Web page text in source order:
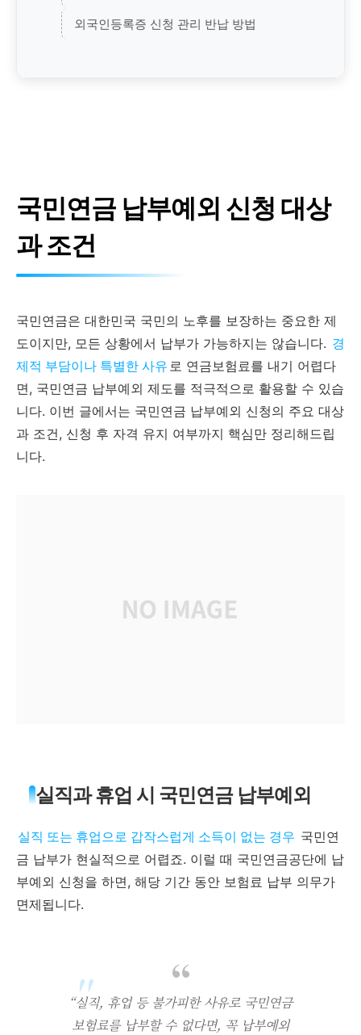
외국인등록증 신청 관리 반납 방법
국민연금 납부예외 신청 대상
과 조건
국민연금은 대한민국 국민의 노후를 보장하는 중요한 제
도이지만, 모든 상황에서 납부가 가능하지는 않습니다. 경
제적 부담이나 특별한 사유 로 연금보험료를 내기 어렵다
면, 국민연금 납부예외 제도를 적극적으로 활용할 수 있습
니다. 이번 글에서는 국민연금 납부예외 신청의 주요 대상
과 조건, 신청 후 자격 유지 여부까지 핵심만 정리해드립
니다.
실직과 휴업 시 국민연금 납부예외
실직 또는 휴업으로 갑작스럽게 소득이 없는 경우 국민연
금 납부가 현실적으로 어렵죠. 이럴 때 국민연금공단에 납
부예외 신청을 하면, 해당 기간 동안 보험료 납부 의무가
면제됩니다.
“실직, 휴업 등 불가피한 사유로 국민연금
보험료를 납부할 수 없다면, 꼭 납부예외